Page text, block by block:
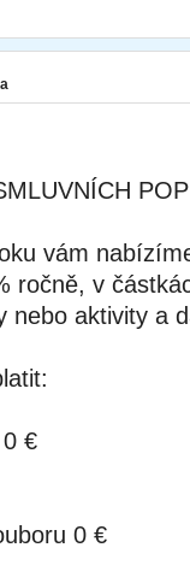
vám
ročně, v
nebo aktivity a
€
0 €